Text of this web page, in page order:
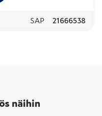
SAP 21666538
näihin